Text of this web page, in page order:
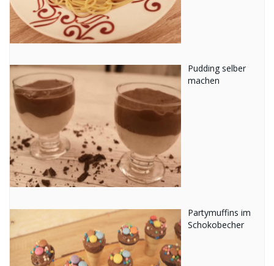
Pudding selber
machen
Partymuffins im
Schokobecher